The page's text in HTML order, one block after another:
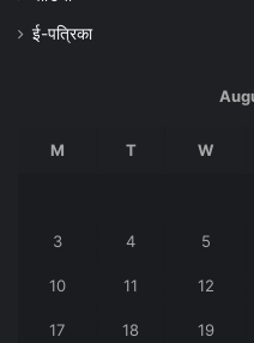
ई-पत्रिका
M T W
3 4 5
10 11 12
17 18 19